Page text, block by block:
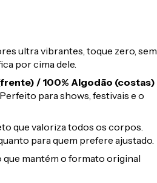
ultra vibrantes, toque zero, sem
por cima dele.
/ 100% Algodão (costas)
para shows, festivais e o
que valoriza todos os corpos.
para quem prefere ajustado.
mantém o formato original